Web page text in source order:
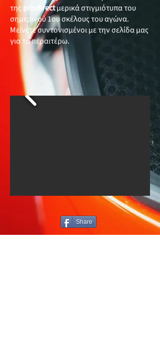
της pitsdirectμερικά στιγμιότυπα του
σημερινού 1ου σκέλους του αγώνα.
Μείνετε συντονισμένοι με την σελίδα μας
για τα περαιτέρω.
Share